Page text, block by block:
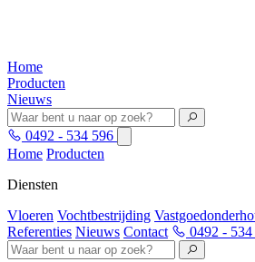
Home
Producten
Nieuws
0492 - 534 596
Home Producten
Diensten
Vloeren Vochtbestrijding
Referenties Nieuws Contact 0492 -